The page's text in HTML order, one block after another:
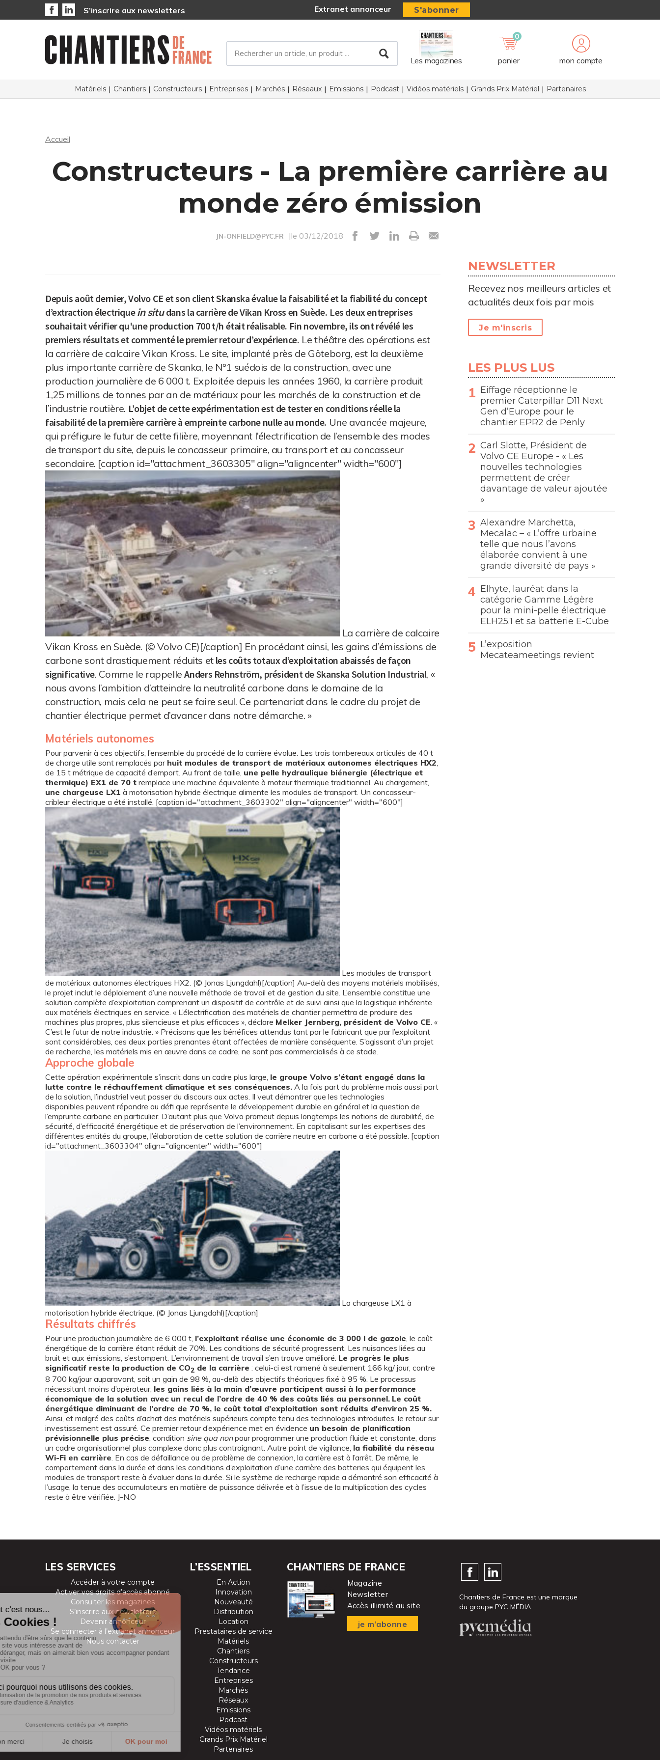
S’inscrire aux newsletters Extranet annonceur S'abonner
Les magazines
0
panier mon compte
Matériels Chantiers Constructeurs Entreprises Marchés Réseaux Emissions Podcast Vidéos matériels Grands Prix Matériel Partenaires
Accueil
Constructeurs - La première carrière au
monde zéro émission
JN-ONFIELD@PYC.FR |le 03/12/2018
Depuis août dernier, Volvo CE et son client Skanska évalue la faisabilité et la fiabilité du concept
d’extraction électriquein situdans la carrière de Vikan Kross en Suède. Les deux entreprises
souhaitait vérifierqu'une production 700 t/h était réalisable. Fin novembre, ils ont révélé les
premiers résultats et commenté le premier retour d’expérience. Le théâtre des opérations est
la carrière de calcaire Vikan Kross. Le site, implanté près de Göteborg, est la deuxième
plus importante carrière de Skanka, le N°1 suédois de la construction, avec une
production journalière de 6 000 t. Exploitée depuis les années 1960, la carrière produit
1,25 millions de tonnes par an de matériaux pour les marchés de la construction et de
l’industrie routière. L’objet de cette expérimentation est de tester en conditions réelle la
faisabilité de la première carrière à empreinte carbone nulle au monde. Une avancée majeure,
qui préfigure le futur de cette filière, moyennant l’électrification de l’ensemble des modes
de transport du site, depuis le concasseur primaire, au transport et au concasseur
secondaire. [caption id="attachment_3603305" align="aligncenter" width="600"]
La carrière de calcaire
Vikan Kross en Suède. (© Volvo CE)[/caption] En procédant ainsi, les gains d’émissions de
carbone sont drastiquement réduits etles coûts totaux d’exploitation abaissés de façon
significative. Comme le rappelleAnders Rehnström, président de Skanska Solution Industrial, «
nous avons l’ambition d’atteindre la neutralité carbone dans le domaine de la
construction, mais cela ne peut se faire seul. Ce partenariat dans le cadre du projet de
chantier électrique permet d’avancer dans notre démarche. »
Matériels autonomes
Pour parvenir à ces objectifs, l’ensemble du procédé de la carrière évolue. Les trois tombereaux articulés de 40 t
de charge utile sont remplacés par huit modules de transport de matériaux autonomes électriques HX2,
de 15 t métrique de capacité d’emport. Au front de taille, une pelle hydraulique biénergie (électrique et
thermique) EX1 de 70 t remplace une machine équivalente à moteur thermique traditionnel. Au chargement,
une chargeuse LX1 à motorisation hybride électrique alimente les modules de transport. Un concasseur-
cribleur électrique a été installé. [caption id="attachment_3603302" align="aligncenter" width="600"]
Les modules de transport
de matériaux autonomes électriques HX2. (© Jonas Ljungdahl)[/caption] Au-delà des moyens matériels mobilisés,
le projet inclut le déploiement d’une nouvelle méthode de travail et de gestion du site. L’ensemble constitue une
solution complète d’exploitation comprenant un dispositif de contrôle et de suivi ainsi que la logistique inhérente
aux matériels électriques en service. « L’électrification des matériels de chantier permettra de produire des
machines plus propres, plus silencieuse et plus efficaces », déclare Melker Jernberg, président de Volvo CE. «
C’est le futur de notre industrie. » Précisons que les bénéfices attendus tant par le fabricant que par l’exploitant
sont considérables, ces deux parties prenantes étant affectées de manière conséquente. S’agissant d’un projet
de recherche, les matériels mis en œuvre dans ce cadre, ne sont pas commercialisés à ce stade.
Approche globale
Cette opération expérimentale s’inscrit dans un cadre plus large, le groupe Volvo s’étant engagé dans la
lutte contre le réchauffement climatique et ses conséquences. A la fois part du problème mais aussi part
de la solution, l’industriel veut passer du discours aux actes. Il veut démontrer que les technologies
disponibles peuvent répondre au défi que représente le développement durable en général et la question de
l’emprunte carbone en particulier. D’autant plus que Volvo promeut depuis longtemps les notions de durabilité, de
sécurité, d’efficacité énergétique et de préservation de l’environnement. En capitalisant sur les expertises des
différentes entités du groupe, l’élaboration de cette solution de carrière neutre en carbone a été possible. [caption
id="attachment_3603304" align="aligncenter" width="600"]
La chargeuse LX1 à
motorisation hybride électrique. (© Jonas Ljungdahl)[/caption]
Résultats chiffrés
Pour une production journalière de 6 000 t, l’exploitant réalise une économie de 3 000 l de gazole, le coût
énergétique de la carrière étant réduit de 70%. Les conditions de sécurité progressent. Les nuisances liées au
bruit et aux émissions, s’estompent. L’environnement de travail s’en trouve amélioré. Le progrès le plus
significatif reste la production de CO2 de la carrière : celui-ci est ramené à seulement 166 kg/ jour, contre
8 700 kg/jour auparavant, soit un gain de 98 %, au-delà des objectifs théoriques fixé à 95 %. Le processus
nécessitant moins d’opérateur, les gains liés à la main d’œuvre participent aussi à la performance
économique de la solution avec un recul de l’ordre de 40 % des coûts liés au personnel. Le coût
énergétique diminuant de l’ordre de 70 %, le coût total d’exploitation sont réduits d'environ 25 %.
Ainsi, et malgré des coûts d’achat des matériels supérieurs compte tenu des technologies introduites, le retour sur
investissement est assuré. Ce premier retour d’expérience met en évidence un besoin de planification
prévisionnelle plus précise, condition sine qua nonpour programmer une production fluide et constante, dans
un cadre organisationnel plus complexe donc plus contraignant. Autre point de vigilance, la fiabilité du réseau
Wi-Fi en carrière. En cas de défaillance ou de problème de connexion, la carrière est à l’arrêt. De même, le
comportement dans la durée et dans les conditions d’exploitation d’une carrière des batteries qui équipent les
modules de transport reste à évaluer dans la durée. Si le système de recharge rapide a démontré son efficacité à
l’usage, la tenue des accumulateurs en matière de puissance délivrée et à l’issue de la multiplication des cycles
reste à être vérifiée. J-N.O
NEWSLETTER
Recevez nos meilleurs articles et
actualités deux fois par mois
Je m'inscris
LES PLUS LUS
Eiffage réceptionne le
premier Caterpillar D11 Next
Gen d’Europe pour le
chantier EPR2 de Penly
Carl Slotte, Président de
Volvo CE Europe - « Les
nouvelles technologies
permettent de créer
davantage de valeur ajoutée
»
Alexandre Marchetta,
Mecalac – « L’offre urbaine
telle que nous l’avons
élaborée convient à une
grande diversité de pays »
Elhyte, lauréat dans la
catégorie Gamme Légère
pour la mini-pelle électrique
ELH25.1 et sa batterie E-Cube
L’exposition
Mecateameetings revient
LES SERVICES
Accéder à votre compte
Activer vos droits d’accès abonné
Consulter les magazines
S’inscrire aux newsletters
Devenir annonceur
Se connecter à l’extranet annonceur
Nous contacter
L’ESSENTIEL
En Action
Innovation
Nouveauté
Distribution
Location
Prestataires de service
Matériels
Chantiers
Constructeurs
Tendance
Entreprises
Marchés
Réseaux
Emissions
Podcast
Vidéos matériels
Grands Prix Matériel
Partenaires
CHANTIERS DE FRANCE
Magazine
Newsletter
Accès illimité au site
je m’abonne
Chantiers de France est une marque
du groupe PYC MÉDIA